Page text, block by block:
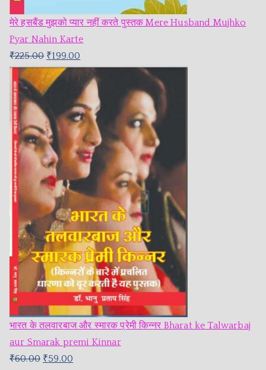
मेरे हसबैंड मुझको प्यार नहीं करते पुस्तक Mere Husband Mujhko
Pyar Nahin Karte
₹225.00 ₹199.00
भारत के तलवारबाज और स्मारक प्रेमी किन्नर Bharat ke Talwarbaj
aur Smarak premi Kinnar
₹60.00 ₹59.00